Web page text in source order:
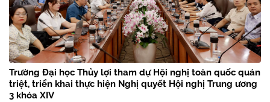
Trường Đại học Thủy lợi tham dự Hội nghị toàn quốc quán
triệt, triển khai thực hiện Nghị quyết Hội nghị Trung ương
3 khóa XIV